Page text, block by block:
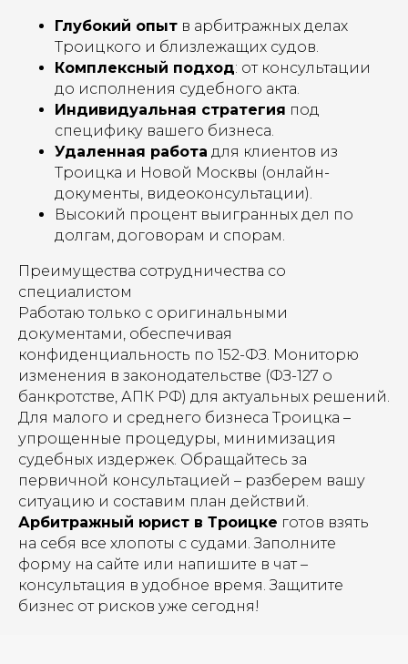
Глубокий опыт в арбитражных делах
Троицкого и близлежащих судов.
Комплексный подход: от консультации
до исполнения судебного акта.
Индивидуальная стратегия под
специфику вашего бизнеса.
Удаленная работа для клиентов из
Троицка и Новой Москвы (онлайн-
документы, видеоконсультации).
Высокий процент выигранных дел по
долгам, договорам и спорам.
Преимущества сотрудничества со
специалистом
Работаю только с оригинальными
документами, обеспечивая
конфиденциальность по 152-ФЗ. Мониторю
изменения в законодательстве (ФЗ-127 о
банкротстве, АПК РФ) для актуальных решений.
Для малого и среднего бизнеса Троицка –
упрощенные процедуры, минимизация
судебных издержек. Обращайтесь за
первичной консультацией – разберем вашу
ситуацию и составим план действий.
Арбитражный юрист в Троицке готов взять
на себя все хлопоты с судами. Заполните
форму на сайте или напишите в чат –
консультация в удобное время. Защитите
бизнес от рисков уже сегодня!